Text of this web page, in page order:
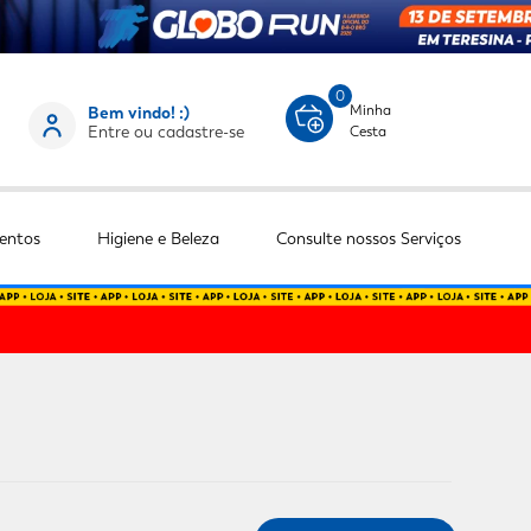
Bem vindo! :)
Entre ou cadastre-se
0
Minha
Cesta
Higiene e Beleza Consulte nossos Serviços